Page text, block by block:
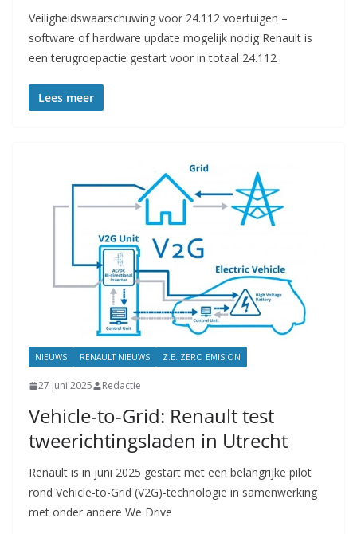
Veiligheidswaarschuwing voor 24.112 voertuigen –
software of hardware update mogelijk nodig Renault is
een terugroepactie gestart voor in totaal 24.112
Lees meer
NIEUWS RENAULT NIEUWS Z.E. ZERO EMISION
27 juni 2025 Redactie
Vehicle-to-Grid: Renault test
tweerichtingsladen in Utrecht
Renault is in juni 2025 gestart met een belangrijke pilot
rond Vehicle-to-Grid (V2G)-technologie in samenwerking
met onder andere We Drive